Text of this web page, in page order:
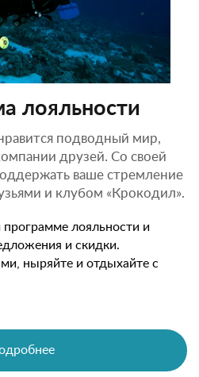
лояльности
подводный мир,
друзей. Со своей
ваше стремление
и клубом «Крокодил».
программе лояльности и
и скидки.
ныряйте и отдыхайте с